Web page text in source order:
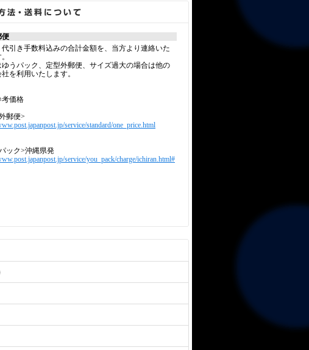
便
代引き手数料込みの合計金額を、当方より連絡いた
ゆうパック、定型外郵便、サイズ過大の場合は他の
を利用いたします。
考価格
郵便>
service/standard/one_price.html
ック>沖縄県発
service/you_pack/charge/ichiran.html#